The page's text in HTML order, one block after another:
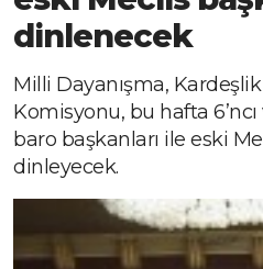
dinlenecek
Milli Dayanışma,
Komisyonu, bu hafta 6’ncı
baro başkanları ile eski
dinleyecek.